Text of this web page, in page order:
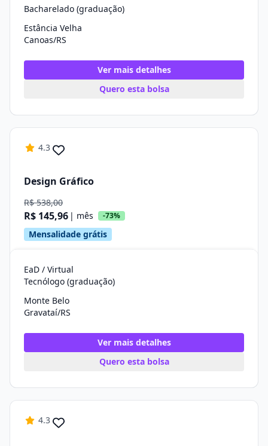
Bacharelado (graduação)
Estância Velha
Canoas/RS
Ver mais detalhes
Quero esta bolsa
4.3
Design Gráfico
R$ 538,00
R$ 145,96 | mês -73%
Mensalidade grátis
EaD / Virtual
Tecnólogo (graduação)
Monte Belo
Gravataí/RS
Ver mais detalhes
Quero esta bolsa
4.3